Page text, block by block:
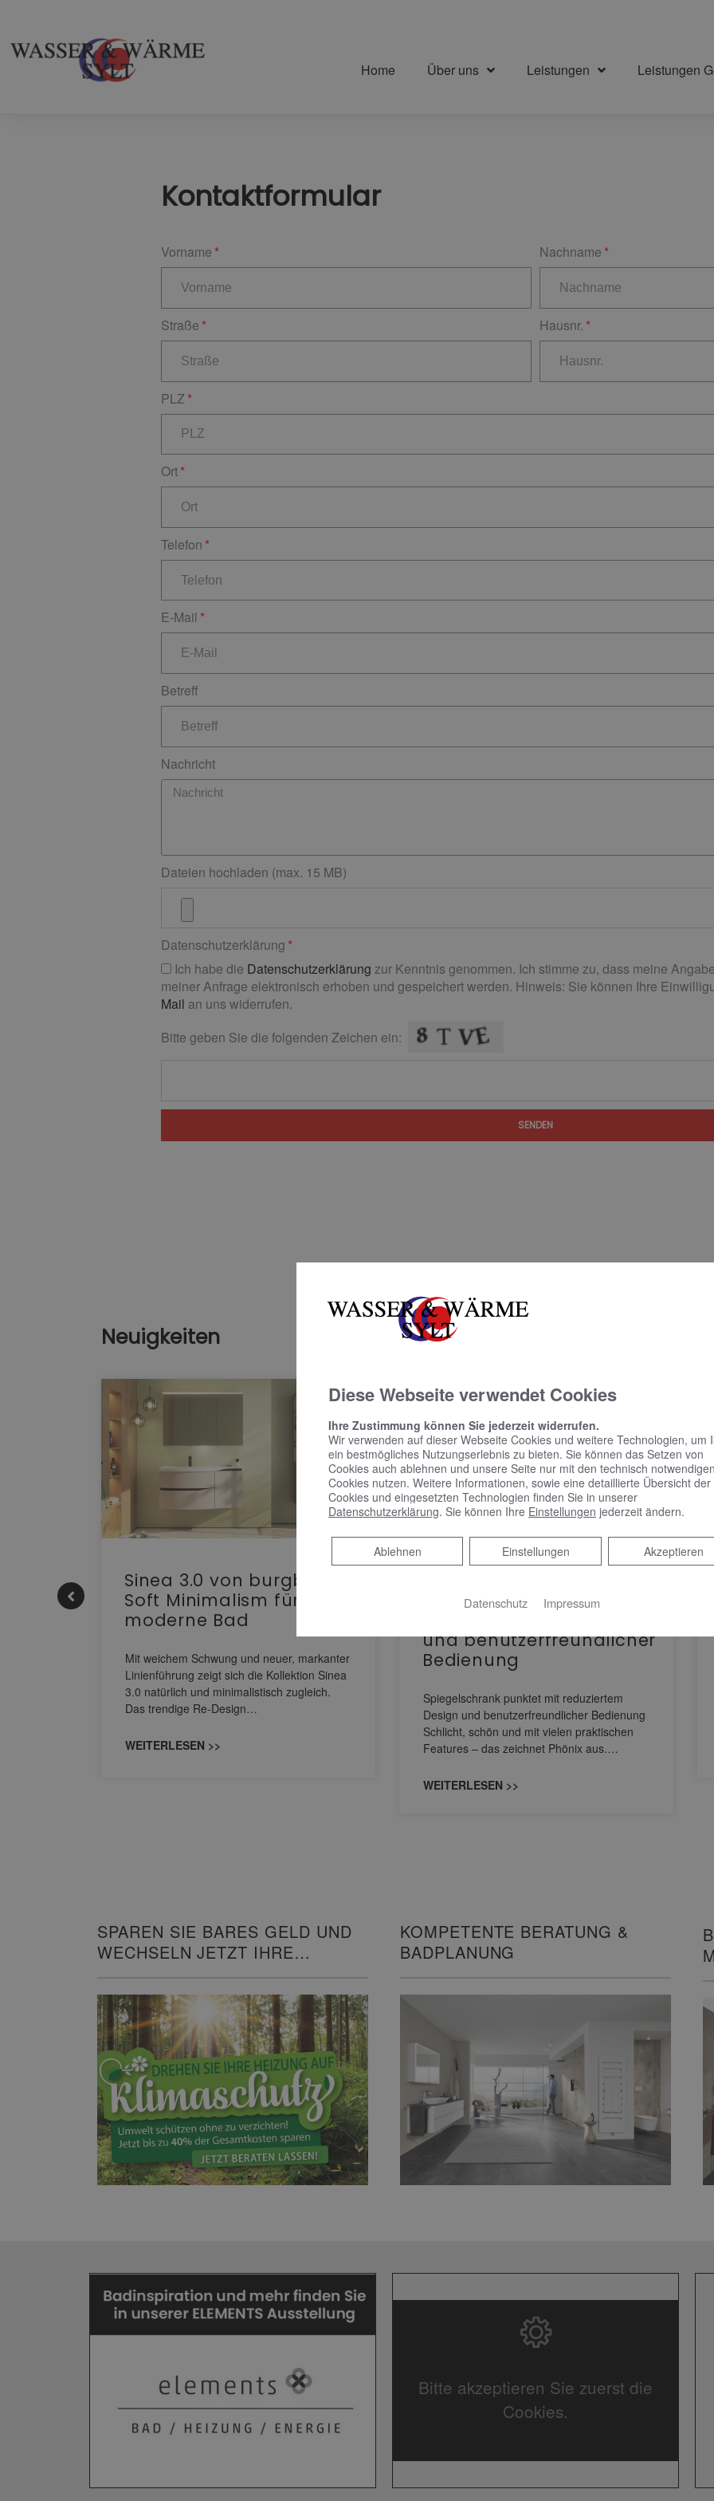
Home Über uns Leistungen Leistungen
Kontaktformular
Vorname Nachname
Straße Hausnr.
PLZ
Ort
Telefon
E-Mail
Betreff
Nachricht
Dateien hochladen (max. 15 MB)
Datenschutzerklärung
Ich habe die Datenschutzerklärung zur Kenntnis genommen. Ich stimme zu, dass meine
meiner Anfrage elektronisch erhoben und gespeichert werden. Hinweis: Sie können Ihre
Mail an uns widerrufen.
Bitte geben Sie die folgenden Zeichen ein:
SENDEN
Neuigkeiten
Sinea 3.0 von burgbad:
Soft Minimalism für das
moderne Bad
Mit weichem Schwung und neuer, markanter
Linienführung zeigt sich die Kollektion Sinea
3.0 natürlich und minimalistisch zugleich.
Das trendige Re-Design…
WEITERLESEN >>
Spiegelschrank punktet
und benutzerfreundlicher
Bedienung
Spiegelschrank punktet mit reduziertem
Design und benutzerfreundlicher Bedienung
Schlicht, schön und mit vielen praktischen
Features – das zeichnet Phönix aus.…
WEITERLESEN >>
SPAREN SIE BARES GELD UND
WECHSELN JETZT IHRE
KOMPETENTE BERATUNG &
BADPLANUNG
Bitte akzeptieren Sie zuerst die
Cookies.
Diese Webseite verwendet Cookies
Ihre Zustimmung können Sie jederzeit widerrufen.
Wir verwenden auf dieser Webseite Cookies und weitere Technologien, um
ein bestmögliches Nutzungserlebnis zu bieten. Sie können das Setzen von
Cookies auch ablehnen und unsere Seite nur mit den technisch notwendigen
Cookies nutzen. Weitere Informationen, sowie eine detaillierte Übersicht der
Cookies und eingesetzten Technologien finden Sie in unserer
Datenschutzerklärung. Sie können Ihre Einstellungen jederzeit ändern.
Akzeptieren
Einstellungen
Ablehnen
Ablehnen
Datenschutz Impressum